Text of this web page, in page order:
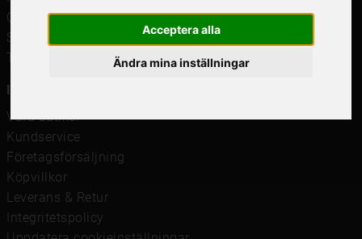
Acceptera alla
Ändra mina inställningar
Canvastavla
Studentskylt och studentplakat
Tavelkrok
Våra butiker
Kundservice
Företagsförsäljning
Köpvillkor
Leverans & Retur
Integritetspolicy